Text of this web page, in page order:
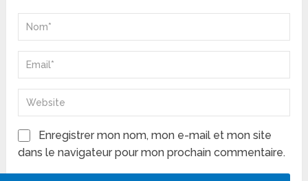
Enregistrer mon nom, mon e-mail et mon site
dans le navigateur pour mon prochain commentaire.